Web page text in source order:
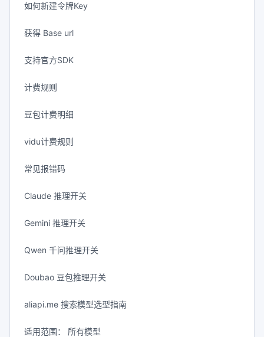
如何新建令牌Key
获得 Base url
支持官方SDK
计费规则
豆包计费明细
vidu计费规则
常见报错码
Claude 推理开关
Gemini 推理开关
Qwen 千问推理开关
Doubao 豆包推理开关
aliapi.me 搜索模型选型指南
适用范围： 所有模型